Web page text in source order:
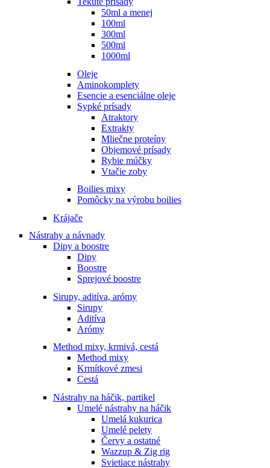
50ml a menej
100ml
300ml
500ml
1000ml
Oleje
Aminokomplety
Esencie a esenciálne oleje
Sypké prísady
Atraktory
Extrakty
Mliečne proteíny
Objemové prísady
Rybie múčky
Vtačie zoby
Boilies mixy
Pomôcky na výrobu boilies
Krájače
Nástrahy a návnady
Dipy a boostre
Dipy
Boostre
Sprejové boostre
Sirupy, aditíva, arómy
Sirupy
Aditíva
Arómy
Method mixy, krmivá, cestá
Method mixy
Krmítkové zmesi
Cestá
Nástrahy na háčik, partikel
Umelé nástrahy na háčik
Umelá kukurica
Umelé pelety
Červy a ostatné
Wazzup & Zig rig
Svietiace nástrahy